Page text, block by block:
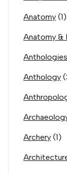
Anatomy (1)
Anatomy &
Anthologies
Anthology
Archery (1)